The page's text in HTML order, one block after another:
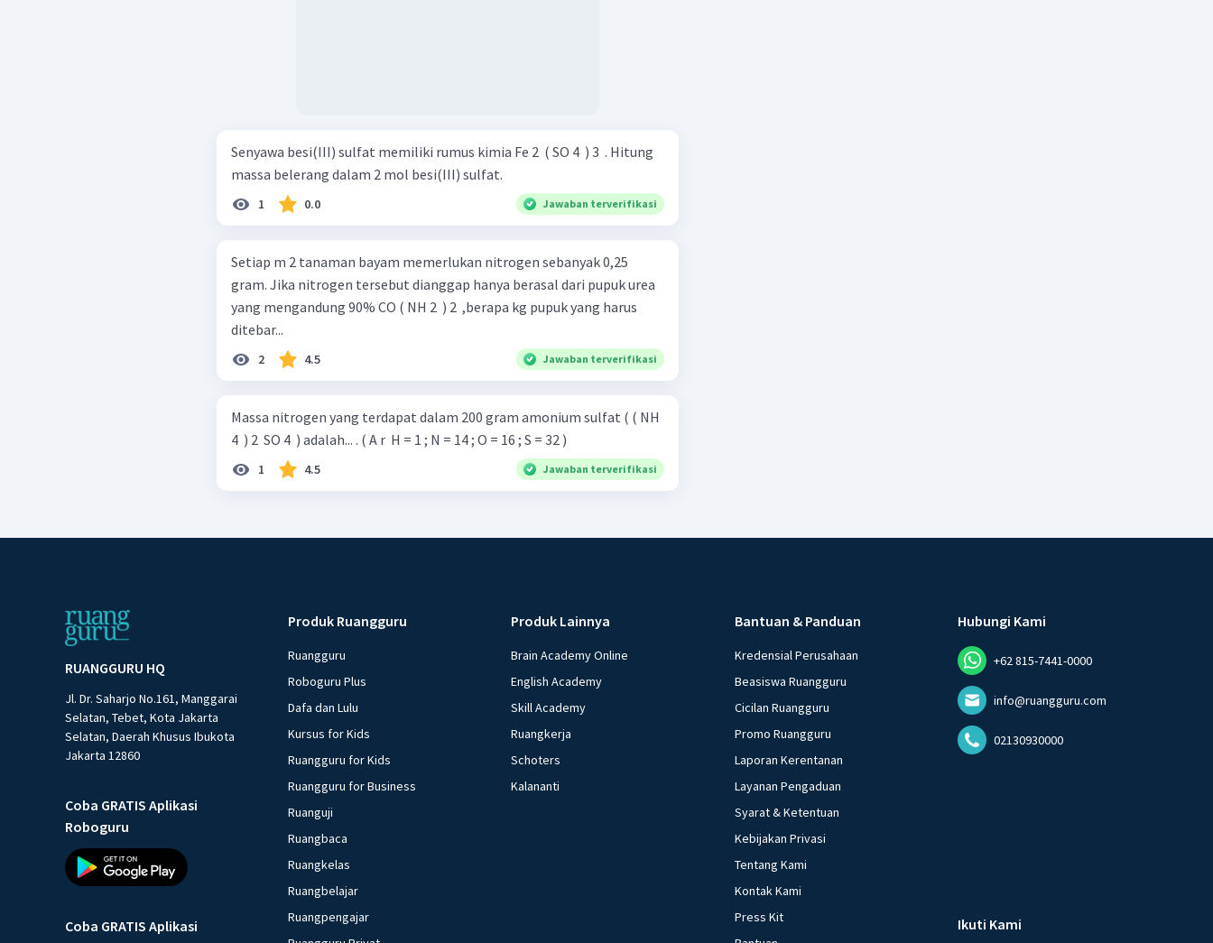
Senyawa besi(III) sulfat memiliki rumus kimia Fe 2 ​ ( SO 4 ​ ) 3 ​ . Hitung
massa belerang dalam 2 mol besi(III) sulfat.
1 0.0 Jawaban terverifikasi
Setiap m 2 tanaman bayam memerlukan nitrogen sebanyak 0,25
gram. Jika nitrogen tersebut dianggap hanya berasal dari pupuk urea
yang mengandung 90% CO ( NH 2 ​ ) 2 ​ ,berapa kg pupuk yang harus
ditebar...
2 4.5 Jawaban terverifikasi
Massa nitrogen yang terdapat dalam 200 gram amonium sulfat ( ( NH
4 ​ ) 2 ​ SO 4 ​ ) adalah... . ( A r ​ H = 1 ; N = 14 ; O = 16 ; S = 32 )
1 4.5 Jawaban terverifikasi
RUANGGURU HQ
Jl. Dr. Saharjo No.161, Manggarai
Selatan, Tebet, Kota Jakarta
Selatan, Daerah Khusus Ibukota
Jakarta 12860
Coba GRATIS Aplikasi
Roboguru
Coba GRATIS Aplikasi
Produk Ruangguru
Ruangguru
Roboguru Plus
Dafa dan Lulu
Kursus for Kids
Ruangguru for Kids
Ruangguru for Business
Ruanguji
Ruangbaca
Ruangkelas
Ruangbelajar
Ruangpengajar
Produk Lainnya
Brain Academy Online
English Academy
Skill Academy
Ruangkerja
Schoters
Kalananti
Bantuan & Panduan
Kredensial Perusahaan
Beasiswa Ruangguru
Cicilan Ruangguru
Promo Ruangguru
Laporan Kerentanan
Layanan Pengaduan
Syarat & Ketentuan
Kebijakan Privasi
Tentang Kami
Kontak Kami
Press Kit
Hubungi Kami
+62 815-7441-0000
info@ruangguru.com
02130930000
Ikuti Kami